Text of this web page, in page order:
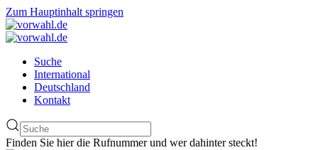
Zum Hauptinhalt springen
Suche
International
Deutschland
Kontakt
Finden Sie hier die Rufnummer und wer dahinter steckt!